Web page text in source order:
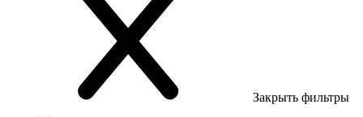
Закрыть фильтры